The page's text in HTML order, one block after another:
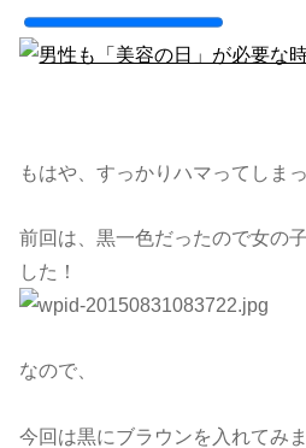
もはや、すっかりハマってしま
前回は、黒一色だったので女の
した！
なので、
今回は黒にブラウンを入れてみ